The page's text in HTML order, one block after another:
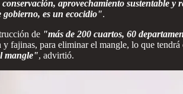
aprovechamiento sustentable y
gobierno, es un ecocidio".
de "más de 200 cuartos, 60
fajinas, para eliminar el mangle, lo que tendrá
mangle", advirtió.